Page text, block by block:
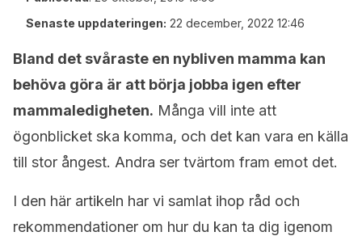
Senaste uppdateringen: 22 december, 2022 12:46
Bland det svåraste en nybliven mamma kan
behöva göra är att börja jobba igen efter
mammaledigheten. Många vill inte att
ögonblicket ska komma, och det kan vara en källa
till stor ångest. Andra ser tvärtom fram emot det.
I den här artikeln har vi samlat ihop råd och
rekommendationer om hur du kan ta dig igenom